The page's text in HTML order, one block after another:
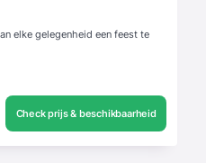
elke gelegenheid een feest te
Check prijs & beschikbaarheid